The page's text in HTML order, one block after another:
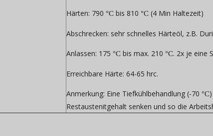
Härten: 790 °C bis 810 °C (4 Min Haltezeit)
Abschrecken: sehr schnelles Härteöl, z.B.
Anlassen: 175 °C bis max. 210 °C. 2x je eine
Erreichbare Härte: 64-65 hrc.
Anmerkung: Eine Tiefkühlbehandlung (-70 °C
Restaustenitgehalt senken und so die